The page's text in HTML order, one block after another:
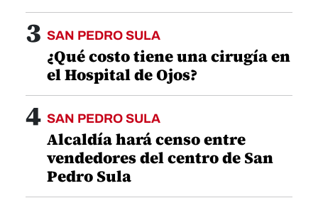
3 SAN PEDRO SULA
¿Qué costo tiene una cirugía en
el Hospital de Ojos?
4 SAN PEDRO SULA
Alcaldía hará censo entre
vendedores del centro de San
Pedro Sula